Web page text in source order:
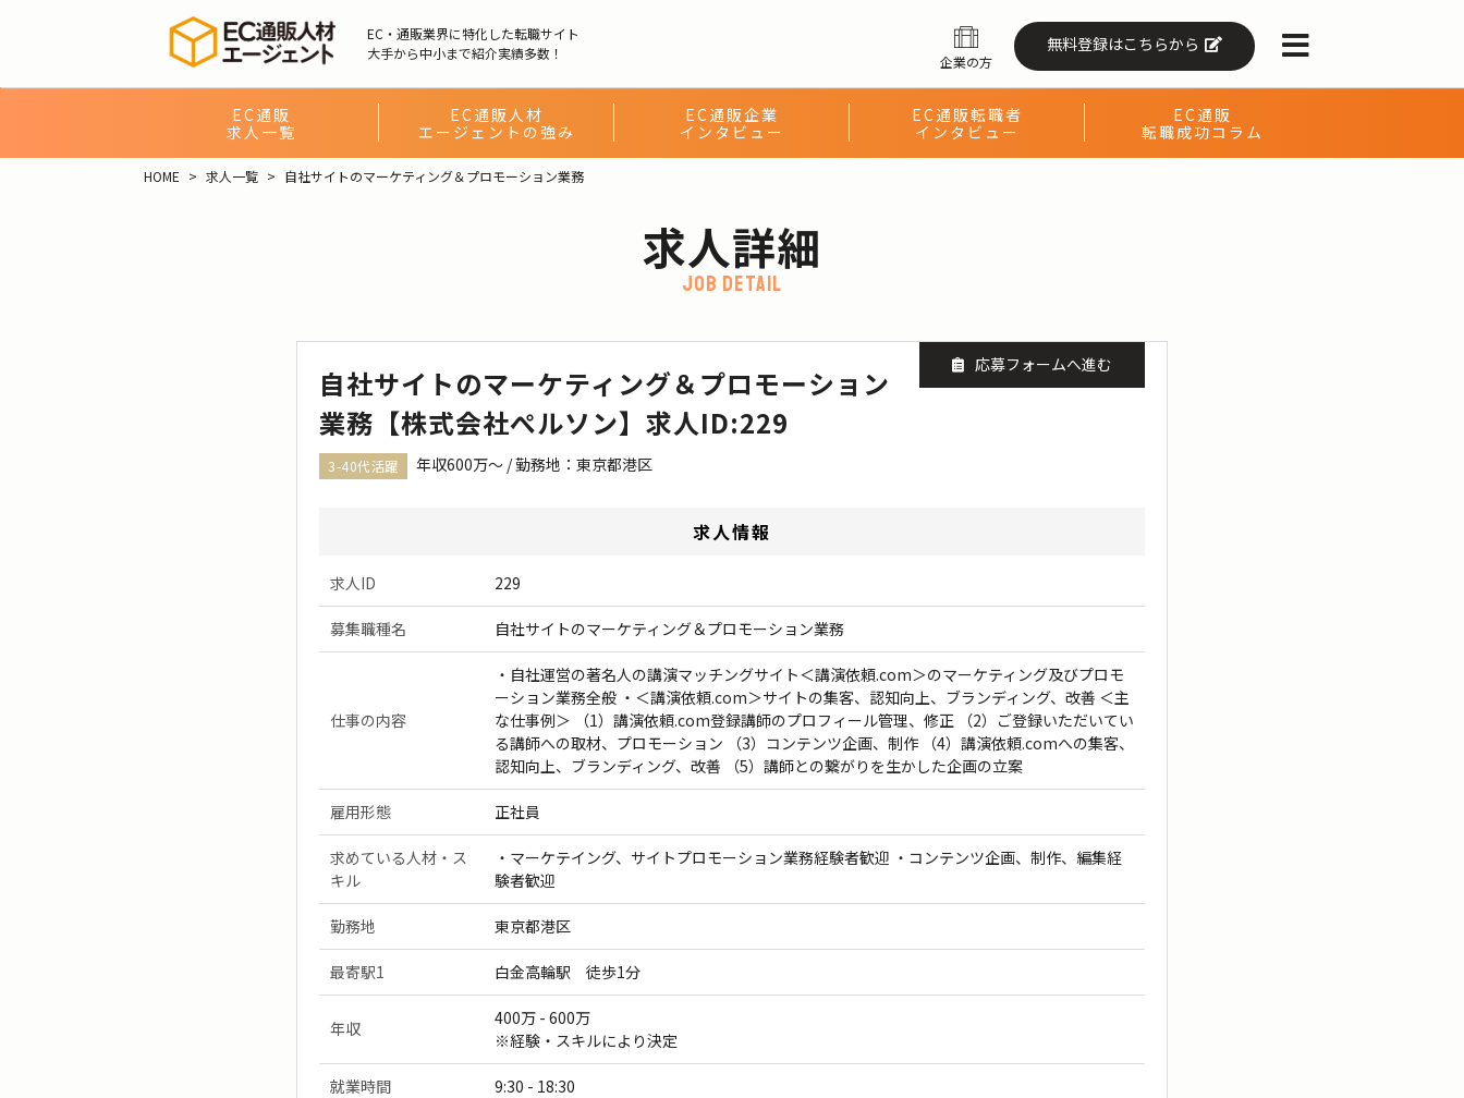
EC・通販業界に特化した転職サイト
大手から中小まで紹介実績多数！
企業の方
無料登録はこちらから
EC通販
求人一覧
EC通販人材
エージェントの強み
EC通販企業
インタビュー
EC通販転職者
インタビュー
EC通販
転職成功コラム
HOME 求人一覧 自社サイトのマーケティング＆プロモーション業務
求人詳細
job detail
自社サイトのマーケティング＆プロモーション
業務【株式会社ぺルソン】求人ID:229
応募フォームへ進む
3-40代活躍 年収600万〜 / 勤務地：東京都港区
求人情報
求人ID 229
募集職種名 自社サイトのマーケティング＆プロモーション業務
仕事の内容
・自社運営の著名人の講演マッチングサイト＜講演依頼.com＞のマーケティング及びプロモ
ーション業務全般 ・＜講演依頼.com＞サイトの集客、認知向上、ブランディング、改善 ＜主
な仕事例＞ （1）講演依頼.com登録講師のプロフィール管理、修正 （2）ご登録いただいてい
る講師への取材、プロモーション （3）コンテンツ企画、制作 （4）講演依頼.comへの集客、
認知向上、ブランディング、改善 （5）講師との繋がりを生かした企画の立案
雇用形態 正社員
求めている人材・ス
キル
・マーケテイング、サイトプロモーション業務経験者歓迎 ・コンテンツ企画、制作、編集経
験者歓迎
勤務地 東京都港区
最寄駅1 白金高輪駅 徒歩1分
年収
400万 - 600万
※経験・スキルにより決定
就業時間 9:30 - 18:30